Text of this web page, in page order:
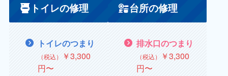
トイレの修理
トイレのつまり
（税込）
￥3,300
円〜
台所の修理
排水口のつまり
（税込）
￥3,300
円〜